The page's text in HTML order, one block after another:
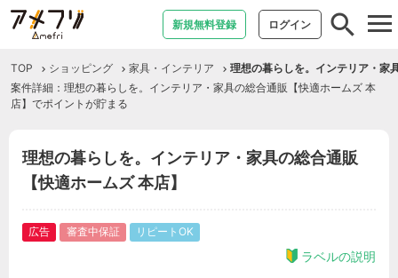
新規無料登録 ログイン
TOP ショッピング 家具・インテリア
理想の暮らしを。インテリア・家
案件詳細：理想の暮らしを。インテリア・家具の総合通販【快適ホームズ 本
店】でポイントが貯まる
理想の暮らしを。インテリア・家具の総合通販
【快適ホームズ 本店】
広告 審査中保証 リピートOK
ラベルの説明